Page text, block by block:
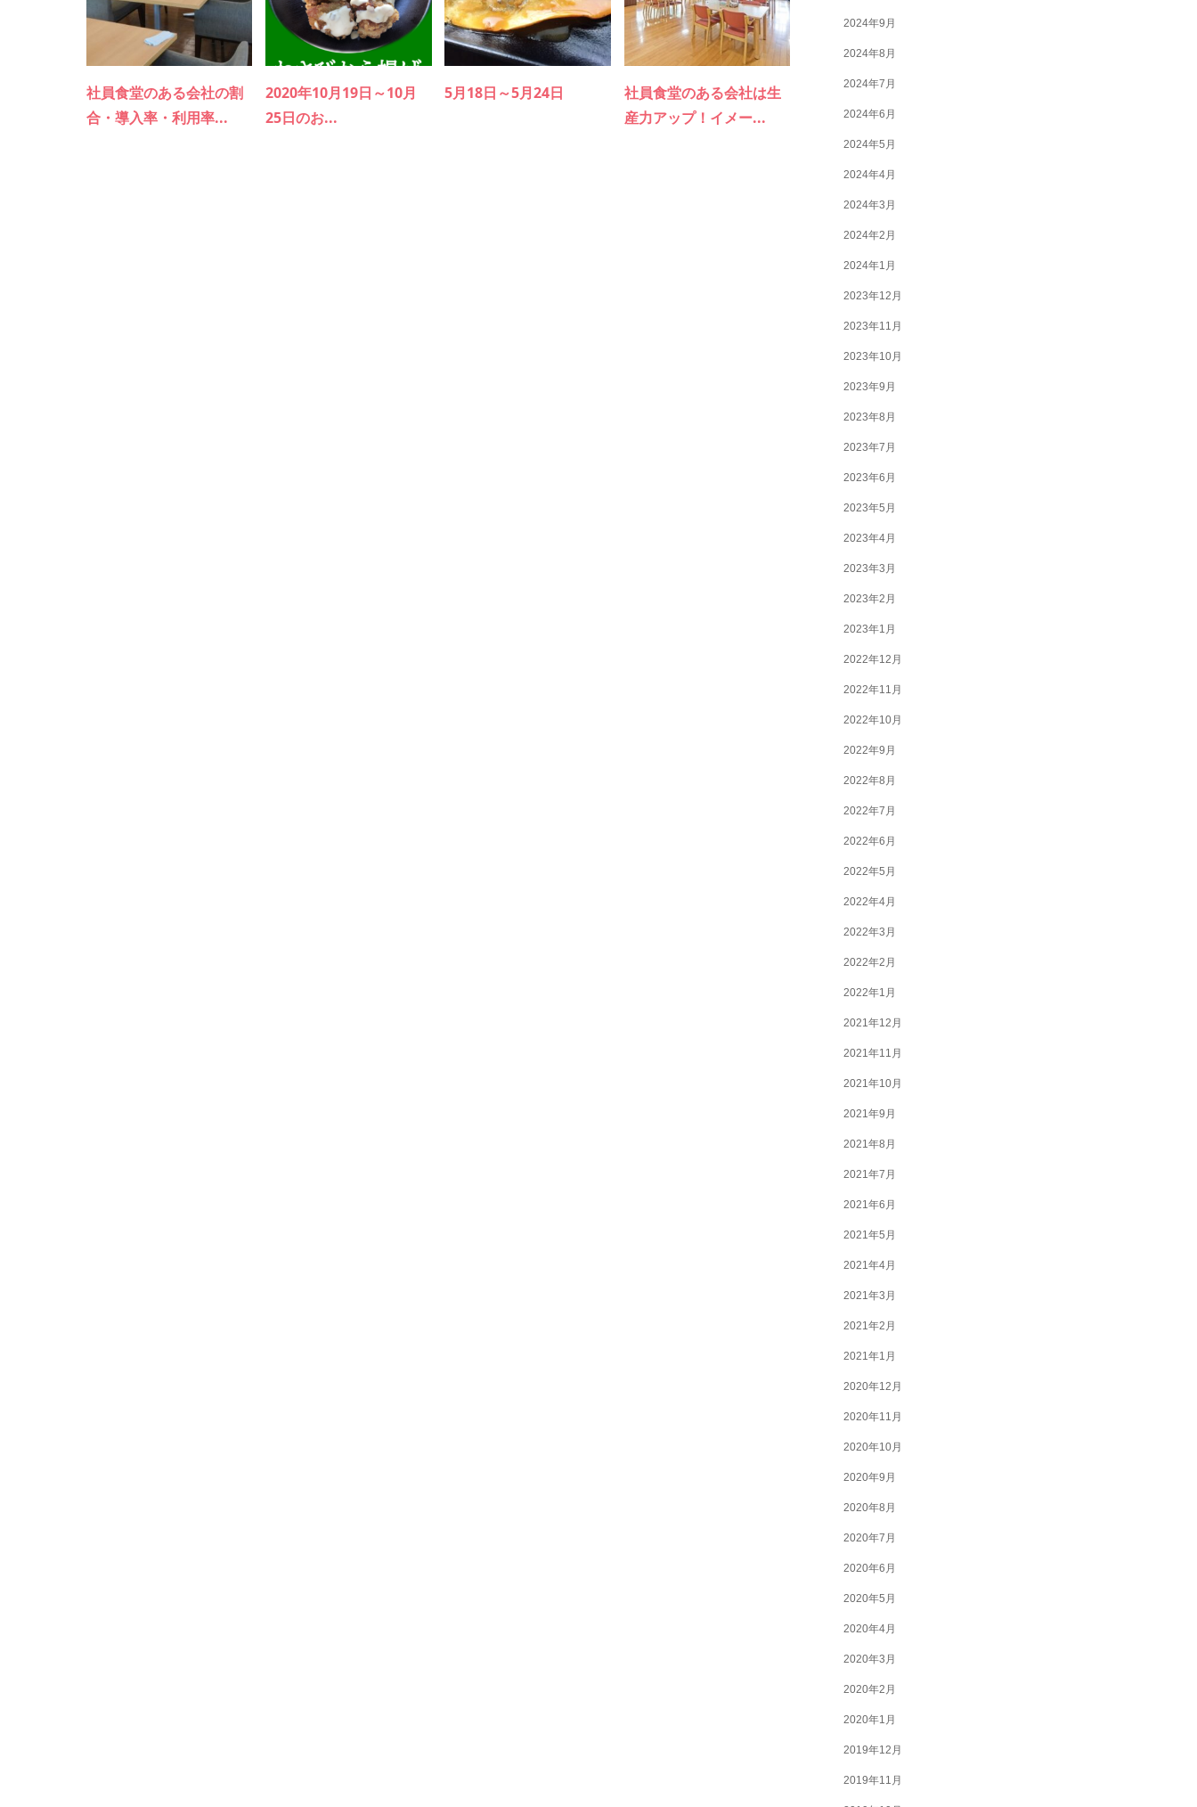
社員食堂のある会社の割
合・導入率・利用率...
2020年10月19日～10月
25日のお...
5月18日～5月24日
社員食堂のある会社は生
産力アップ！イメー...
2024年9月
2024年8月
2024年7月
2024年6月
2024年5月
2024年4月
2024年3月
2024年2月
2024年1月
2023年12月
2023年11月
2023年10月
2023年9月
2023年8月
2023年7月
2023年6月
2023年5月
2023年4月
2023年3月
2023年2月
2023年1月
2022年12月
2022年11月
2022年10月
2022年9月
2022年8月
2022年7月
2022年6月
2022年5月
2022年4月
2022年3月
2022年2月
2022年1月
2021年12月
2021年11月
2021年10月
2021年9月
2021年8月
2021年7月
2021年6月
2021年5月
2021年4月
2021年3月
2021年2月
2021年1月
2020年12月
2020年11月
2020年10月
2020年9月
2020年8月
2020年7月
2020年6月
2020年5月
2020年4月
2020年3月
2020年2月
2020年1月
2019年12月
2019年11月